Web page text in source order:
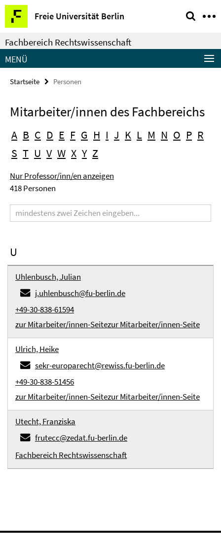
Springe
direkt
zu
Inhalt
Freie Universität Berlin
Service-
Navigation
Fachbereich Rechtswissenschaft
MENÜ
Startseite Personen
Mitarbeiter/innen des Fachbereichs
A B C D E F G H I J K L M N O P R
S T U V W X Y Z
Nur Professor/inn/en anzeigen
418 Personen
U
Uhlenbusch, Julian
j.uhlenbusch@fu-berlin.de
+49-30-838-61594
zur Mitarbeiter/innen-Seitezur Mitarbeiter/innen-Seite
Ulrich, Heike
sekr-europarecht@rewiss.fu-berlin.de
+49-30-838-51456
zur Mitarbeiter/innen-Seitezur Mitarbeiter/innen-Seite
Utecht, Franziska
frutecc@zedat.fu-berlin.de
Fachbereich Rechtswissenschaft